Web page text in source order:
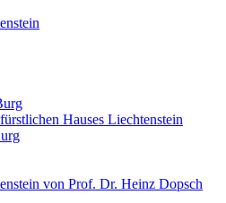
Hauses Liechtenstein
von Prof. Dr. Heinz Dopsch